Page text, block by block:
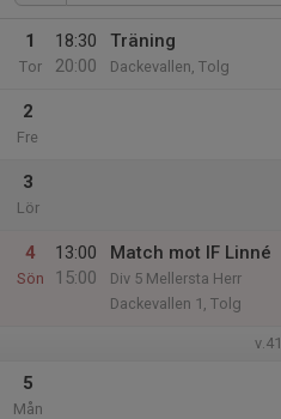
1
Tor
18:30
20:00
Träning
Dackevallen, Tolg
2
Fre
3
Lör
4
Sön
13:00
15:00
Match mot IF Linné
Div 5 Mellersta Herr
Dackevallen 1, Tolg
v.41
5
Mån